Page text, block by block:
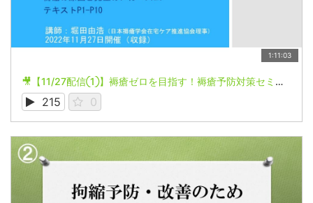
1:11:03
🎥【11/27配信①】褥瘡ゼロを目指す！褥瘡予防対策セミナー
215 0